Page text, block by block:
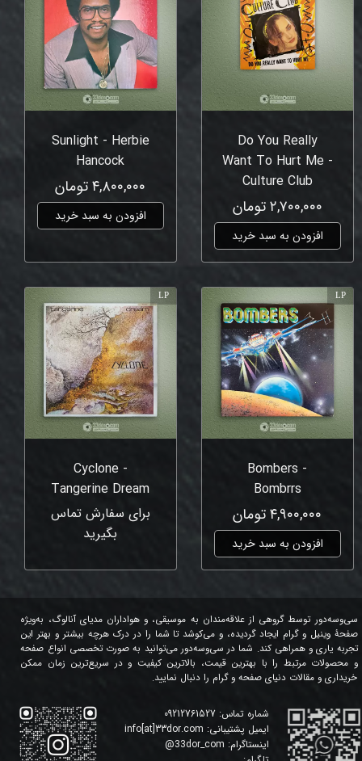
Do You Really
Want To Hurt Me -
Culture Club
۲,۷۰۰,۰۰۰ تومان
افزودن به سبد خرید
Sunlight - Herbie
Hancock
۴,۸۰۰,۰۰۰ تومان
افزودن به سبد خرید
Bombers -
Bombrrs
۴,۹۰۰,۰۰۰ تومان
افزودن به سبد خرید
LP
Cyclone -
Tangerine Dream
برای سفارش تماس
بگیرید
LP
شماره تماس:
ایمیل پشتیبانی: info[at]33dor.com
اینستاگرام: 33dor_com
@
سی‌وسه‌دور توسط گروهی از علاقه‌مندان به موسیقی، و هواداران مدیای آنالوگ، به‌ویژه
صفحۀ وینیل و گرام ایجاد گردیده، و می‌کوشد تا شما را در درک هرچه بیشتر و بهتر این
تجربه یاری و همراهی کند. شما در سی‌وسه‌دور می‌توانید به صورت تخصصی انواع صفحه
و محصولات مرتبط را با بهترین قیمت، بالاترین کیفیت و در سریع‌ترین زمان ممکن
خریداری و مقالات دنیای صفحه و گرام را دنبال نمایید.